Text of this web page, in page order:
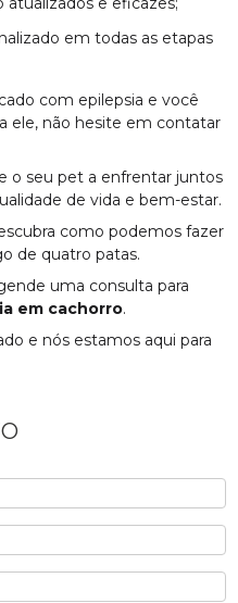
com epilepsia e você
ele, não hesite em contatar
o seu pet a enfrentar juntos
de vida e bem-estar.
como podemos fazer
de quatro patas.
uma consulta para
em cachorro.
e nós estamos aqui para